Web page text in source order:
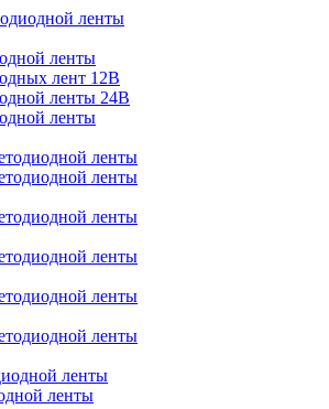
ленты
ленты
лент 12В
ленты 24В
ленты
ленты
ленты
ленты
ленты
ленты
ленты
ленты
ленты